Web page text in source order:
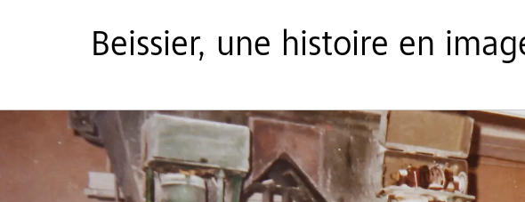
Beissier, une histoire en